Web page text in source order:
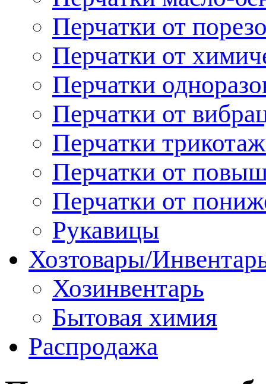
Перчатки от
Перчатки от
Перчатки
Перчатки от
Перчатки
Перчатки от
Перчатки от
Рукавицы
Хозтовары/
Хозинвентарь
Бытовая химия
Распродажа